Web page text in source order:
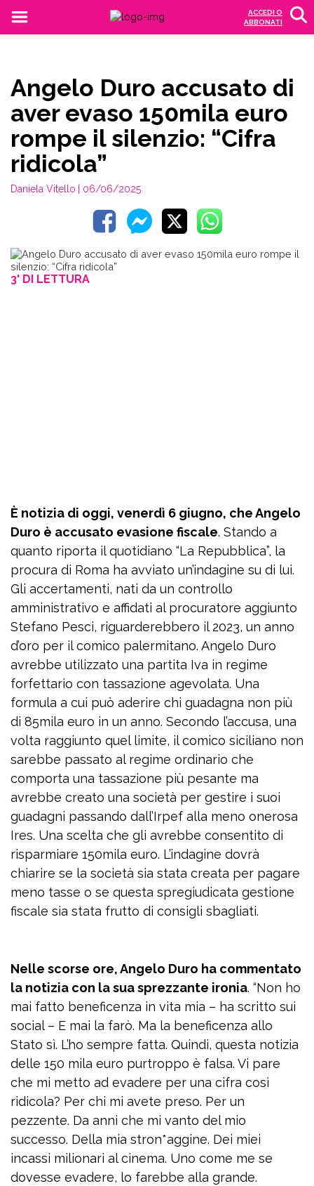
ACCEDI O
ABBONATI
Angelo Duro accusato di
aver evaso 150mila euro
rompe il silenzio: “Cifra
ridicola”
Daniela Vitello | 06/06/2025
3' DI LETTURA
È notizia di oggi, venerdì 6 giugno, che Angelo
Duro è accusato evasione fiscale. Stando a
quanto riporta il quotidiano “La Repubblica”, la
procura di Roma ha avviato un’indagine su di lui.
Gli accertamenti, nati da un controllo
amministrativo e affidati al procuratore aggiunto
Stefano Pesci, riguarderebbero il 2023, un anno
d’oro per il comico palermitano. Angelo Duro
avrebbe utilizzato una partita Iva in regime
forfettario con tassazione agevolata. Una
formula a cui può aderire chi guadagna non più
di 85mila euro in un anno. Secondo l’accusa, una
volta raggiunto quel limite, il comico siciliano non
sarebbe passato al regime ordinario che
comporta una tassazione più pesante ma
avrebbe creato una società per gestire i suoi
guadagni passando dall’Irpef alla meno onerosa
Ires. Una scelta che gli avrebbe consentito di
risparmiare 150mila euro. L’indagine dovrà
chiarire se la società sia stata creata per pagare
meno tasse o se questa spregiudicata gestione
fiscale sia stata frutto di consigli sbagliati.
Nelle scorse ore, Angelo Duro ha commentato
la notizia con la sua sprezzante ironia. “Non ho
mai fatto beneficenza in vita mia – ha scritto sui
social – E mai la farò. Ma la beneficenza allo
Stato sì. L’ho sempre fatta. Quindi, questa notizia
delle 150 mila euro purtroppo è falsa. Vi pare
che mi metto ad evadere per una cifra così
ridicola? Per chi mi avete preso. Per un
pezzente. Da anni che mi vanto del mio
successo. Della mia stron*aggine. Dei miei
incassi milionari al cinema. Uno come me se
dovesse evadere, lo farebbe alla grande.